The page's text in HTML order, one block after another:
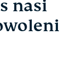
nasi